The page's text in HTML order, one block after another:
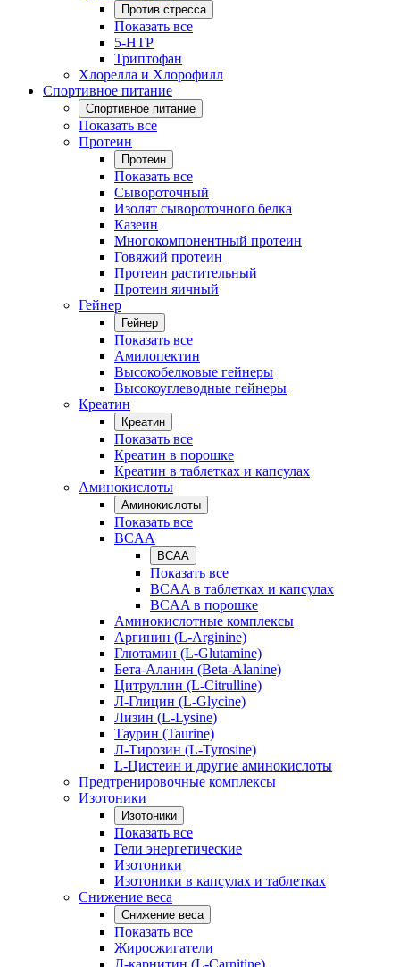
Против стресса
Показать все
5-HTP
Триптофан
Хлорелла и Хлорофилл
Спортивное питание
Спортивное питание
Показать все
Протеин
Протеин
Показать все
Сывороточный
Изолят сывороточного белка
Казеин
Многокомпонентный протеин
Говяжий протеин
Протеин растительный
Протеин яичный
Гейнер
Гейнер
Показать все
Амилопектин
Высокобелковые гейнеры
Высокоуглеводные гейнеры
Креатин
Креатин
Показать все
Креатин в порошке
Креатин в таблетках и капсулах
Аминокислоты
Аминокислоты
Показать все
BCAA
BCAA
Показать все
BCAA в таблетках и капсулах
BCAA в порошке
Аминокислотные комплексы
Аргинин (L-Arginine)
Глютамин (L-Glutamine)
Бета-Аланин (Beta-Alanine)
Цитруллин (L-Citrulline)
Л-Глицин (L-Glycine)
Лизин (L-Lysine)
Таурин (Taurine)
Л-Тирозин (L-Tyrosine)
L-Цистеин и другие аминокислоты
Предтренировочные комплексы
Изотоники
Изотоники
Показать все
Гели энергетические
Изотоники
Изотоники в капсулах и таблетках
Снижение веса
Снижение веса
Показать все
Жиросжигатели
Л-карнитин (L-Carnitine)